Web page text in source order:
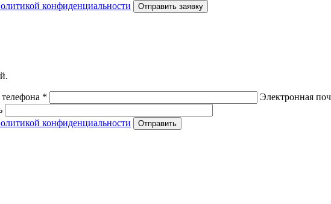
конфиденциальности Отправить заявку
*
Электронная
конфиденциальности Отправить